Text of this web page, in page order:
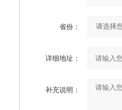
省份：
详细地址：
补充说明：